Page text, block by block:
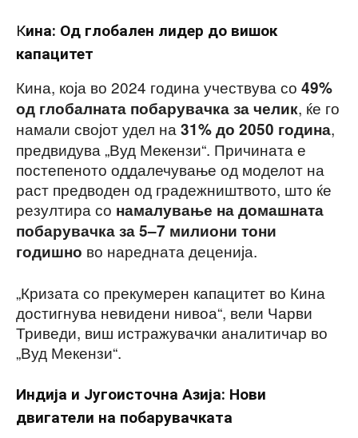
Кина: Од глобален лидер до вишок
капацитет
Кина, која во 2024 година учествува со 49%
од глобалната побарувачка за челик, ќе го
намали својот удел на 31% до 2050 година,
предвидува „Вуд Мекензи“. Причината е
постепеното оддалечување од моделот на
раст предводен од градежништвото, што ќе
резултира со намалување на домашната
побарувачка за 5–7 милиони тони
годишно во наредната деценија.
„Кризата со прекумерен капацитет во Кина
достигнува невидени нивоа“, вели Чарви
Триведи, виш истражувачки аналитичар во
„Вуд Мекензи“.
Индија и Југоисточна Азија: Нови
двигатели на побарувачката